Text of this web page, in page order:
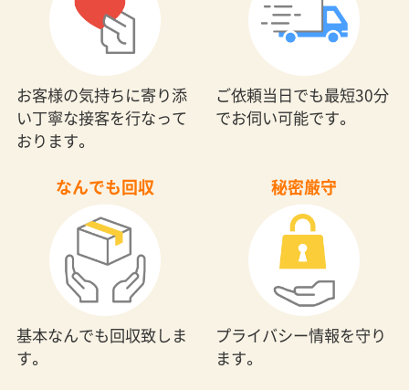
お客様の気持ちに寄り添
い丁寧な接客を行なって
おります。
ご依頼当日でも最短30分
でお伺い可能です。
なんでも回収
基本なんでも回収致しま
す。
秘密厳守
プライバシー情報を守り
ます。